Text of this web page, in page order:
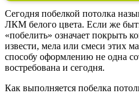
Сегодня побелкой потолка
ЛКМ белого цвета. Если же
«побелить» означает покрыть
извести, мела или смеси этих
способу оформлению не одна
востребована и сегодня.
Как выполняется побелка